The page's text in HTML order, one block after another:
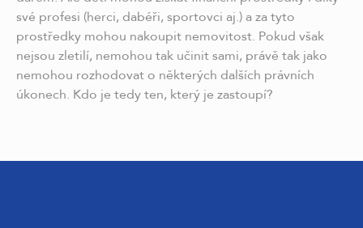
své profesi (herci, dabéři, sportovci aj.) a za tyto
prostředky mohou nakoupit nemovitost. Pokud však
nejsou zletilí, nemohou tak učinit sami, právě tak jako
nemohou rozhodovat o některých dalších právních
úkonech. Kdo je tedy ten, který je zastoupí?